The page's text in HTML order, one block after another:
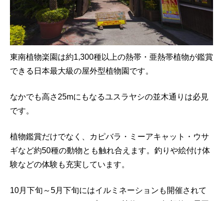
東南植物楽園は約1,300種以上の熱帯・亜熱帯植物が鑑賞
できる日本最大級の屋外型植物園です。
なかでも高さ25mにもなるユスラヤシの並木通りは必見
です。
植物鑑賞だけでなく、カピバラ・ミーアキャット・ウサ
ギなど約50種の動物とも触れ合えます。釣りや絵付け体
験などの体験も充実しています。
10月下旬～5月下旬にはイルミネーションも開催されて